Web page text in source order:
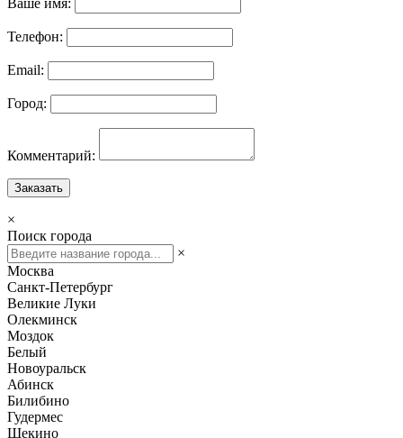
Телефон:
Email:
Город:
Комментарий:
Заказать
×
Поиск города
×
Москва
Санкт-Петербург
Великие Луки
Олекминск
Моздок
Белый
Новоуральск
Абинск
Билибино
Гудермес
Щекино